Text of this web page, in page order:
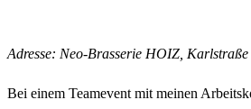
Adresse: Neo-Brasserie HOIZ,
Bei einem Teamevent mit meinen